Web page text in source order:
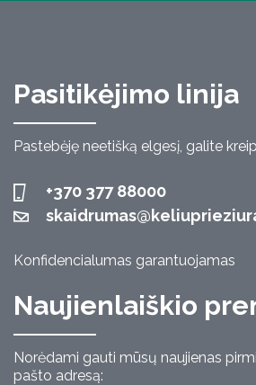
Pasitikėjimo linija
Pastebėję neetišką elgesį, galite
+370 377 88000
Konfidencialumas garantuojamas
Naujienlaiškio
Norėdami gauti mūsų naujienas
pašto adresą: